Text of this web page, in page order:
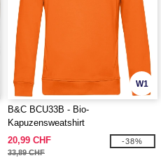
W1
B&C BCU33B - Bio-
Kapuzensweatshirt
20,99 CHF
33,89 CHF
-38%